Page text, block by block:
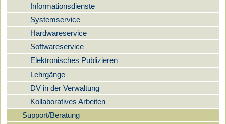
Informationsdienste
Systemservice
Hardwareservice
Softwareservice
Elektronisches Publizieren
Lehrgänge
DV in der Verwaltung
Kollaboratives Arbeiten
Support/Beratung